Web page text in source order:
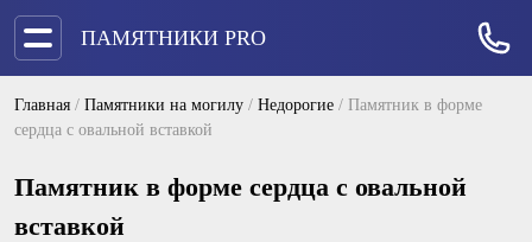
ПАМЯТНИКИ PRO
Главная / Памятники на могилу / Недорогие / Памятник в форме
сердца с овальной вставкой
Памятник в форме сердца с овальной
вставкой